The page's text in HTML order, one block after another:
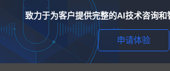
致力于为客户提供完整的AI技术咨询
申请体验